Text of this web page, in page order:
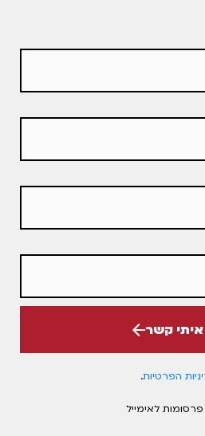
הפרטיות.
לאימייל
איתי קשר